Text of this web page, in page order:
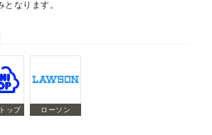
なります。
ップ ローソン